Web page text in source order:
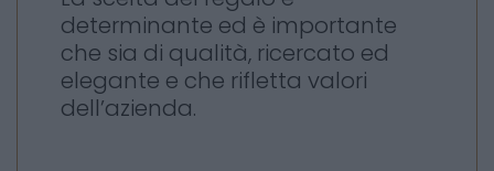
determinante ed è importante
che sia di qualità, ricercato ed
elegante e che rifletta valori
dell’azienda.